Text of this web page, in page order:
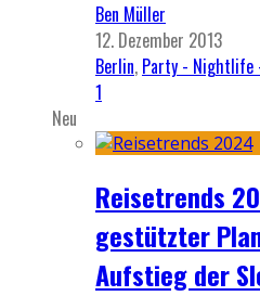
Ben Müller
12. Dezember 2013
Berlin, Party - Nightlife
1
Neu
Reisetrends
gestützter
Aufstieg der